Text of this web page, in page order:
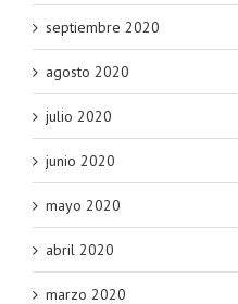
septiembre 2020
agosto 2020
julio 2020
junio 2020
mayo 2020
abril 2020
marzo 2020